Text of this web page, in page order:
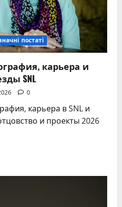
постаті
карьера и
SNL
0
карьера в SNL и
и проекты 2026